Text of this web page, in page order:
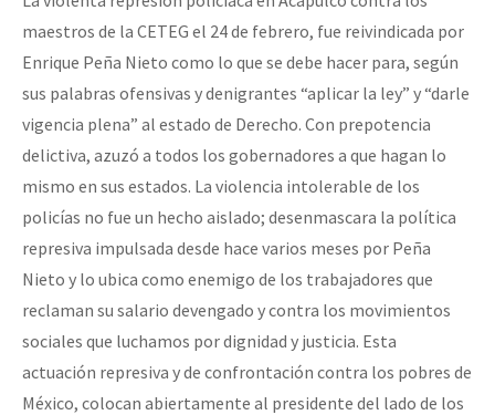
maestros de la CETEG el 24 de febrero, fue reivindicada por
Enrique Peña Nieto como lo que se debe hacer para, según
sus palabras ofensivas y denigrantes “aplicar la ley” y “darle
vigencia plena” al estado de Derecho. Con prepotencia
delictiva, azuzó a todos los gobernadores a que hagan lo
mismo en sus estados. La violencia intolerable de los
policías no fue un hecho aislado; desenmascara la política
represiva impulsada desde hace varios meses por Peña
Nieto y lo ubica como enemigo de los trabajadores que
reclaman su salario devengado y contra los movimientos
sociales que luchamos por dignidad y justicia. Esta
actuación represiva y de confrontación contra los pobres de
México, colocan abiertamente al presidente del lado de los